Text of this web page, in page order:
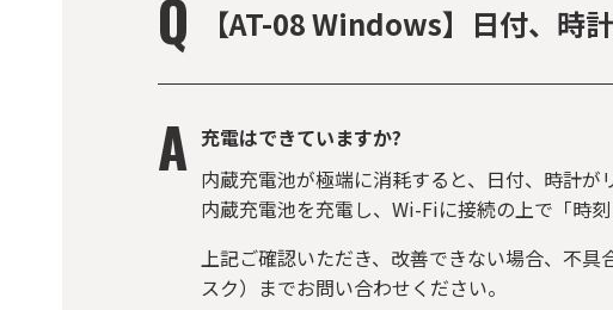
【AT-08 Windows】日付、時
充電はできていますか?
内蔵充電池が極端に消耗すると、日付、時計が
内蔵充電池を充電し、Wi-Fiに接続の上で「時
上記ご確認いただき、改善できない場合、不具
スク）までお問い合わせください。